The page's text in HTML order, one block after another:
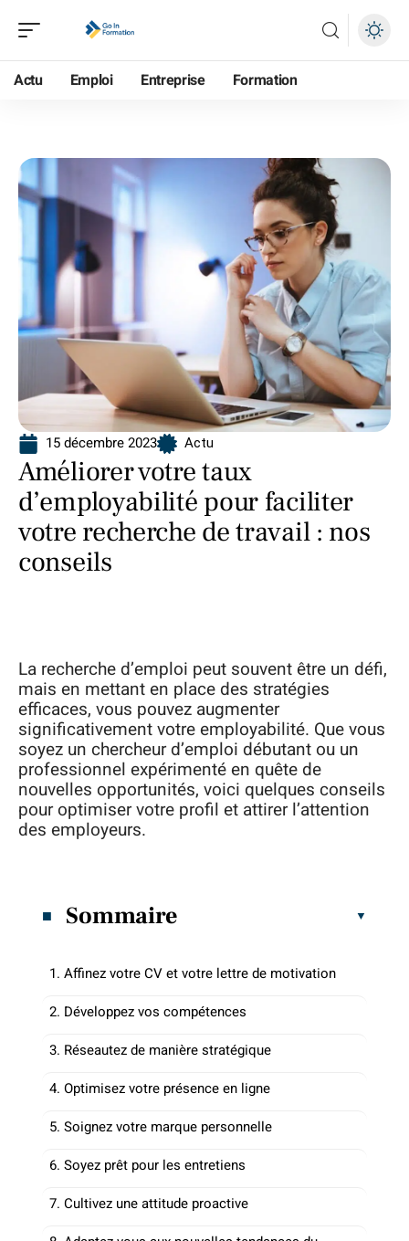
Actu Emploi Entreprise Formation
15 décembre 2023 Actu
Améliorer votre taux
d’employabilité pour faciliter
votre recherche de travail : nos
conseils
La recherche d’emploi peut souvent être un défi,
mais en mettant en place des stratégies
efficaces, vous pouvez augmenter
significativement votre employabilité. Que vous
soyez un chercheur d’emploi débutant ou un
professionnel expérimenté en quête de
nouvelles opportunités, voici quelques conseils
pour optimiser votre profil et attirer l’attention
des employeurs.
Sommaire
1. Affinez votre CV et votre lettre de motivation
2. Développez vos compétences
3. Réseautez de manière stratégique
4. Optimisez votre présence en ligne
5. Soignez votre marque personnelle
6. Soyez prêt pour les entretiens
7. Cultivez une attitude proactive